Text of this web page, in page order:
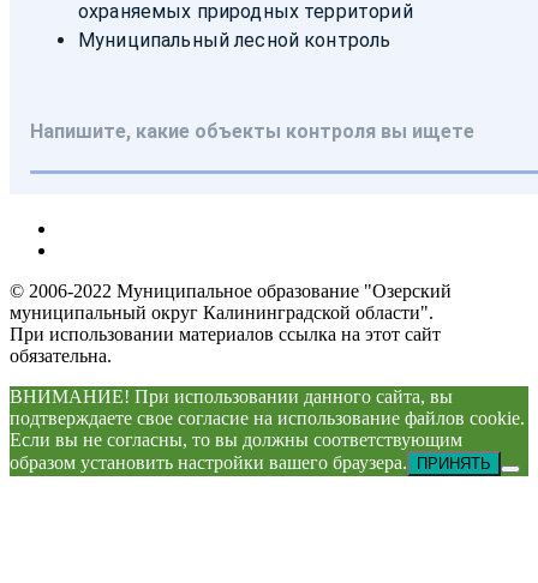
© 2006-2022 Муниципальное образование "Озерский
муниципальный округ Калининградской области".
При использовании материалов ссылка на этот сайт
обязательна.
ВНИМАНИЕ! При использовании данного сайта, вы
подтверждаете свое согласие на использование файлов cookie.
Если вы не согласны, то вы должны соответствующим
образом установить настройки вашего браузера.
ПРИНЯТЬ